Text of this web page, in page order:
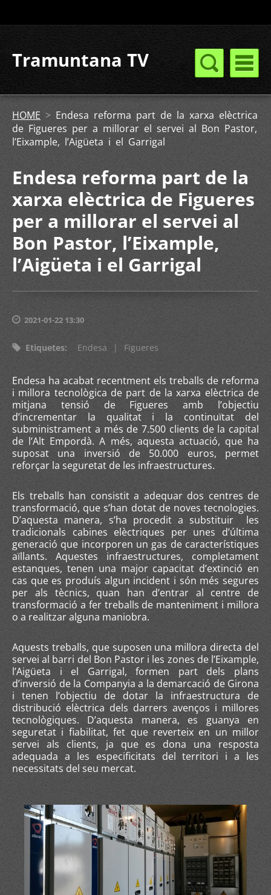
Tramuntana TV
HOME > Endesa reforma part de la xarxa elèctrica
de Figueres per a millorar el servei al Bon Pastor,
l’Eixample, l’Aigüeta i el Garrigal
Endesa reforma part de la
xarxa elèctrica de Figueres
per a millorar el servei al
Bon Pastor, l’Eixample,
l’Aigüeta i el Garrigal
2021-01-22 13:30
Etiquetes: Endesa | Figueres
Endesa ha acabat recentment els treballs de reforma
i millora tecnològica de part de la xarxa elèctrica de
mitjana tensió de Figueres amb l’objectiu
d’incrementar la qualitat i la continuïtat del
subministrament a més de 7.500 clients de la capital
de l’Alt Empordà. A més, aquesta actuació, que ha
suposat una inversió de 50.000 euros, permet
reforçar la seguretat de les infraestructures.
Els treballs han consistit a adequar dos centres de
transformació, que s’han dotat de noves tecnologies.
D’aquesta manera, s’ha procedit a substituir les
tradicionals cabines elèctriques per unes d’última
generació que incorporen un gas de característiques
aïllants. Aquestes infraestructures, completament
estanques, tenen una major capacitat d’extinció en
cas que es produís algun incident i són més segures
per als tècnics, quan han d’entrar al centre de
transformació a fer treballs de manteniment i millora
o a realitzar alguna maniobra.
Aquests treballs, que suposen una millora directa del
servei al barri del Bon Pastor i les zones de l’Eixample,
l’Aigüeta i el Garrigal, formen part dels plans
d’inversió de la Companyia a la demarcació de Girona
i tenen l’objectiu de dotar la infraestructura de
distribució elèctrica dels darrers avenços i millores
tecnològiques. D’aquesta manera, es guanya en
seguretat i fiabilitat, fet que reverteix en un millor
servei als clients, ja que es dona una resposta
adequada a les especificitats del territori i a les
necessitats del seu mercat.